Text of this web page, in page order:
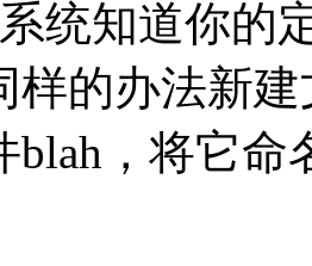
统知道你的
样的办法新
，将它命